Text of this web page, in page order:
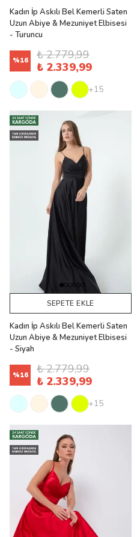
Kadın İp Askılı Bel Kemerli Saten
Uzun Abiye & Mezuniyet Elbisesi
- Turuncu
%16
₺ 2.779,99
₺ 2.339,99
+15
SEPETE EKLE
Kadın İp Askılı Bel Kemerli Saten
Uzun Abiye & Mezuniyet Elbisesi
- Siyah
%16
₺ 2.779,99
₺ 2.339,99
+15